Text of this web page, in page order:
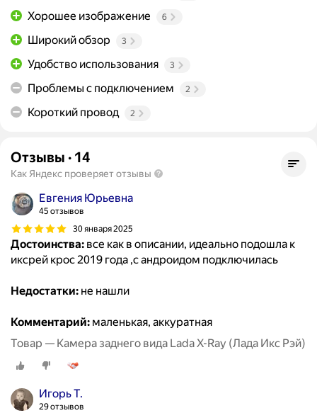
Хорошее изображение 6
Широкий обзор 3
Удобство использования 3
Проблемы с подключением 2
Короткий провод 2
Отзывы · 14
Как Яндекс проверяет отзывы
Евгения Юрьевна
45 отзывов
30 января 2025
Достоинства: все как в описании, идеально подошла к
иксрей крос 2019 года ,с андроидом подключилась
Недостатки: не нашли
Комментарий: маленькая, аккуратная
Товар — Камера заднего вида Lada X-Ray (Лада Икс Рэй)
Игорь Т.
29 отзывов